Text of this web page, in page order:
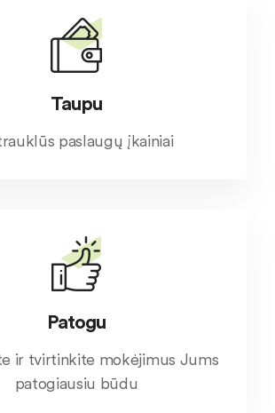
Taupu
paslaugų įkainiai
Patogu
ir tvirtinkite mokėjimus Jums
patogiausiu būdu